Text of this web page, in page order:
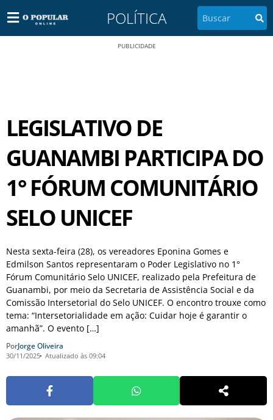
POLÍTICA
PUBLICIDADE
LEGISLATIVO DE
GUANAMBI PARTICIPA DO
1° FÓRUM COMUNITÁRIO
SELO UNICEF
Nesta sexta-feira (28), os vereadores Eponina Gomes e
Edmilson Santos representaram o Poder Legislativo no 1°
Fórum Comunitário Selo UNICEF, realizado pela Prefeitura de
Guanambi, por meio da Secretaria de Assistência Social e da
Comissão Intersetorial do Selo UNICEF. O encontro trouxe como
tema: “Intersetorialidade em ação: Cuidar hoje é garantir o
amanhã”. O evento […]
PorJorge Oliveira
30/11/2025 Atualizado às 09:04